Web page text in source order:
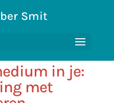
Smit
in je:
met